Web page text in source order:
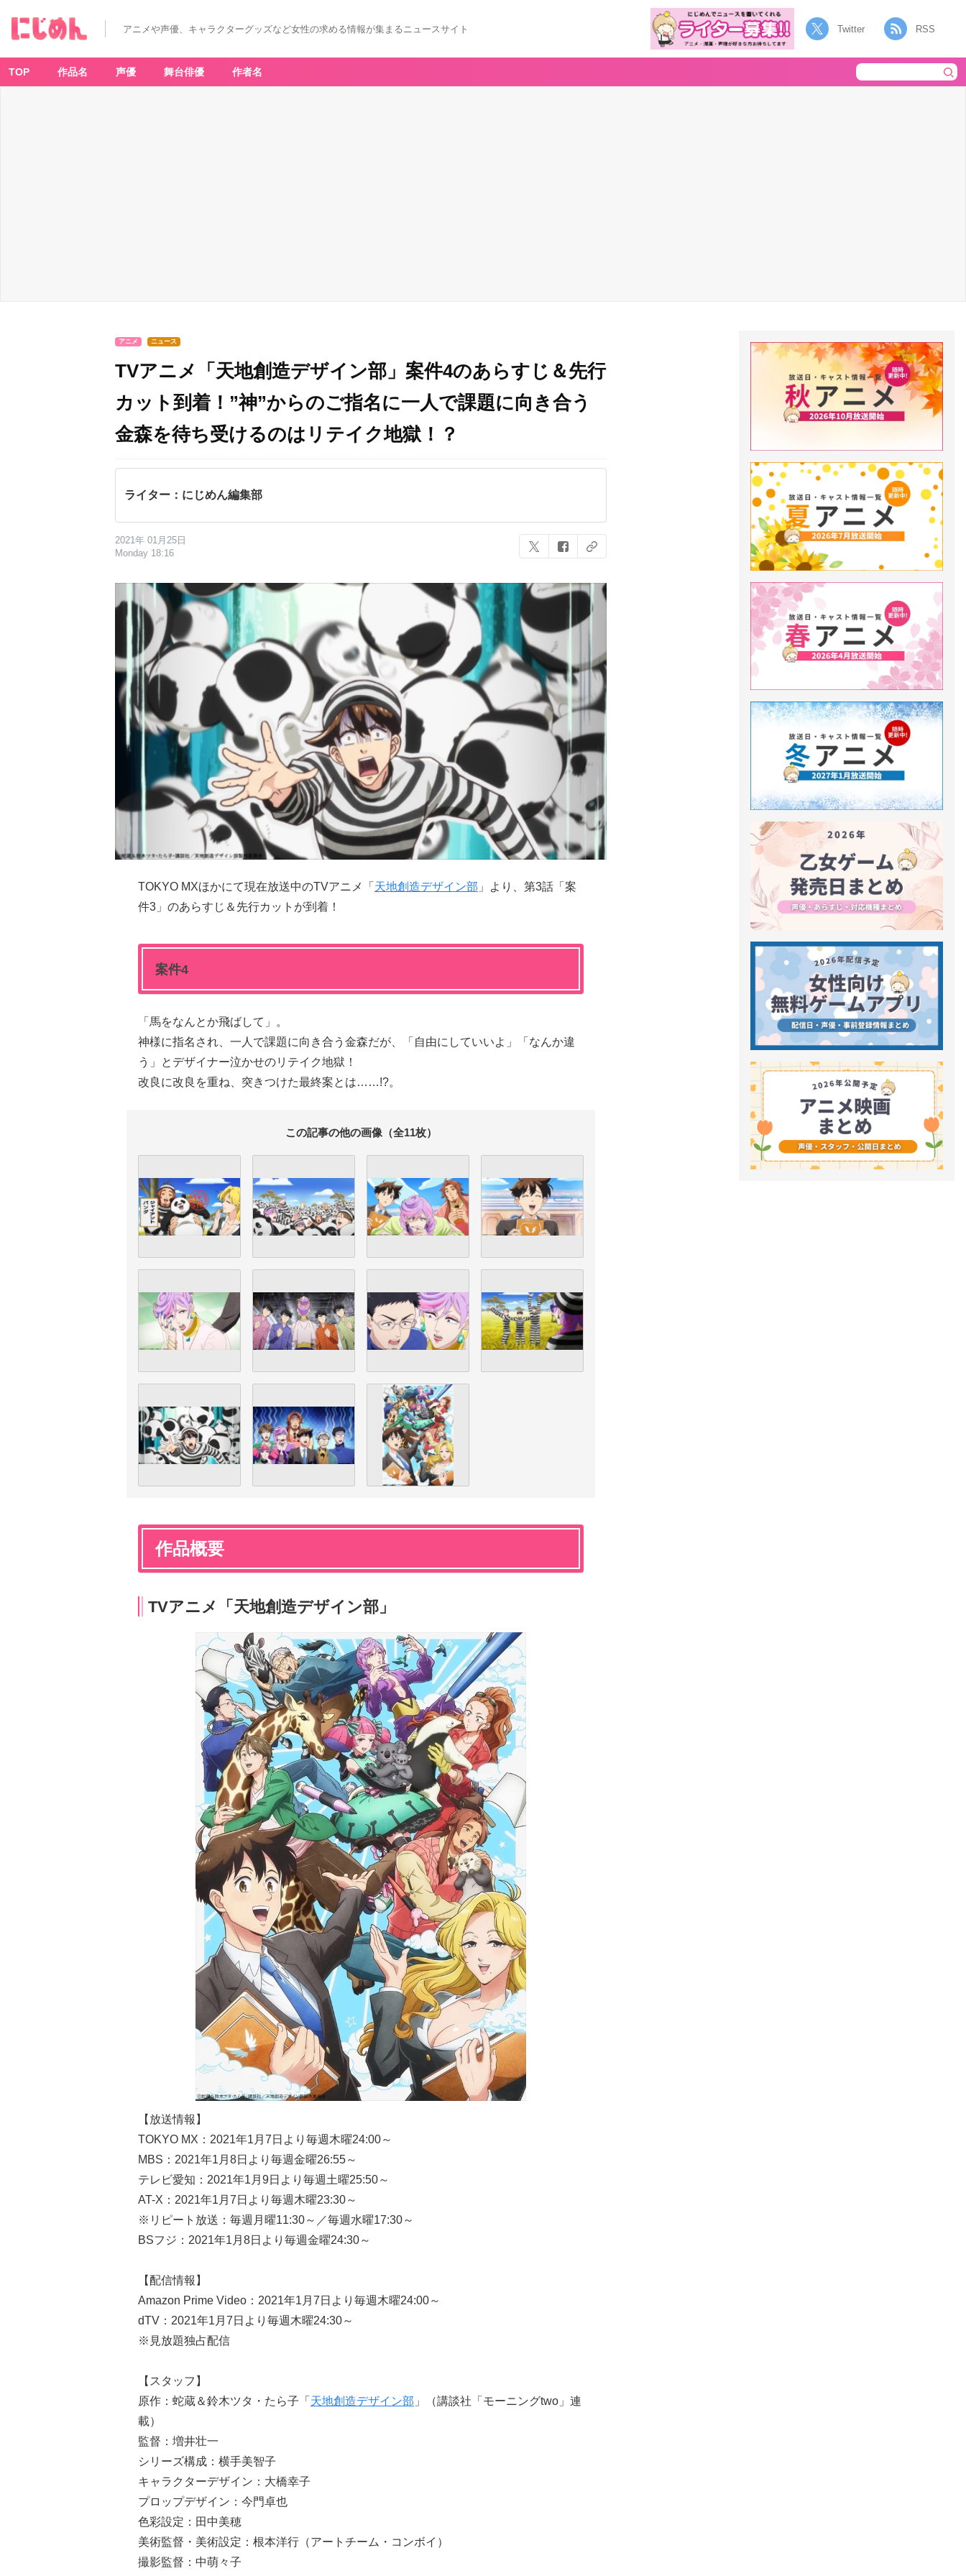
アニメや声優、キャラクターグッズなど女性の求める情報が集まるニュースサイト Twitter RSS
TOP 作品名 声優 舞台俳優 作者名
アニメ ニュース
TVアニメ「天地創造デザイン部」案件4のあらすじ＆先行
カット到着！”神”からのご指名に一人で課題に向き合う
金森を待ち受けるのはリテイク地獄！？
ライター：にじめん編集部
2021年 01月25日
Monday 18:16
TOKYO MXほかにて現在放送中のTVアニメ「 天地創造デザイン部 」より、第3話「案
件3」のあらすじ＆先行カットが到着！
案件4
「馬をなんとか飛ばして」。
神様に指名され、一人で課題に向き合う金森だが、「自由にしていいよ」「なんか違
う」とデザイナー泣かせのリテイク地獄！
改良に改良を重ね、突きつけた最終案とは……!?。
この記事の他の画像（全11枚）
作品概要
TVアニメ「天地創造デザイン部」
【放送情報】
TOKYO MX：2021年1月7日より毎週木曜24:00～
MBS：2021年1月8日より毎週金曜26:55～
テレビ愛知：2021年1月9日より毎週土曜25:50～
AT-X：2021年1月7日より毎週木曜23:30～
※リピート放送：毎週月曜11:30～／毎週水曜17:30～
BSフジ：2021年1月8日より毎週金曜24:30～
【配信情報】
Amazon Prime Video：2021年1月7日より毎週木曜24:00～
dTV：2021年1月7日より毎週木曜24:30～
※見放題独占配信
【スタッフ】
原作：蛇蔵＆鈴木ツタ・たら子「 天地創造デザイン部 」（講談社「モーニングtwo」連
載）
監督：増井壮一
シリーズ構成：横手美智子
キャラクターデザイン：大橋幸子
プロップデザイン：今門卓也
色彩設定：田中美穂
美術監督・美術設定：根本洋行（アートチーム・コンボイ）
撮影監督：中萌々子